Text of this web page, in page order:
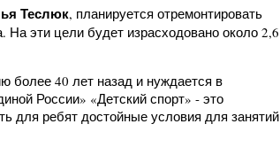
Теслюк, планируется отремонтировать
На эти цели будет израсходовано около 2,6
более 40 лет назад и нуждается в
России» «Детский спорт» - это
для ребят достойные условия для занятий